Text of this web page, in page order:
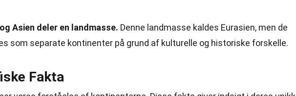
Asien deler en landmasse. Denne landmasse kaldes Eurasien, men de
som separate kontinenter på grund af kulturelle og historiske forskelle.
Fakta